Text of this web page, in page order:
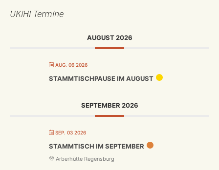
UKiHI Termine
AUGUST 2026
AUG. 06 2026
STAMMTISCHPAUSE IM AUGUST
SEPTEMBER 2026
SEP. 03 2026
STAMMTISCH IM SEPTEMBER
Arberhütte Regensburg